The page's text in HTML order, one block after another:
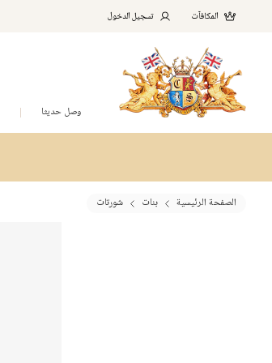
المكافآت تسجيل الدخول
وصل حديثا
الصفحة الرئيسية بنات شورتات